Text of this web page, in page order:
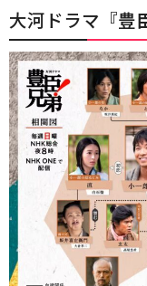
大河ドラマ『豊